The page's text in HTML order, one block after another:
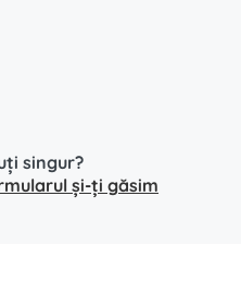
singur?
și-ți găsim